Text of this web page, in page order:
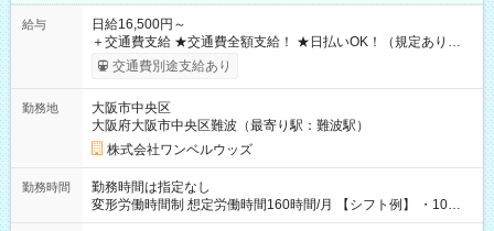
給与
日給16,500円～
＋交通費支給 ★交通費全額支給！ ★日払いOK！（規定あり） ┗
働いたその日に現金GET♪ お仕事後はコンビニATMから 日払
交通費別途支給あり
勤務地
大阪市中央区
大阪府大阪市中央区難波（最寄り駅：難波駅）
株式会社ワンベルウッズ
勤務時間
勤務時間は指定なし
変形労働時間制 想定労働時間160時間/月 【シフト例】 ・10：
00～20：00